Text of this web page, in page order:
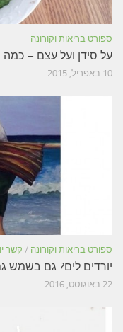
ספורט בריאות וקורונה
על סידן ועל עצם – כמה
10 באפריל, 2015
ספורט בריאות וקורונה / קשר
יורדים לים? גם בשמש
22 באוגוסט, 2016